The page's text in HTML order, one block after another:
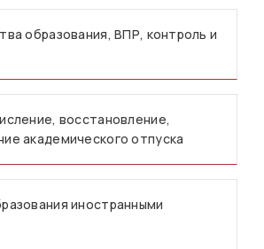
образования, ВПР, контроль и
восстановление,
академического отпуска
иностранными